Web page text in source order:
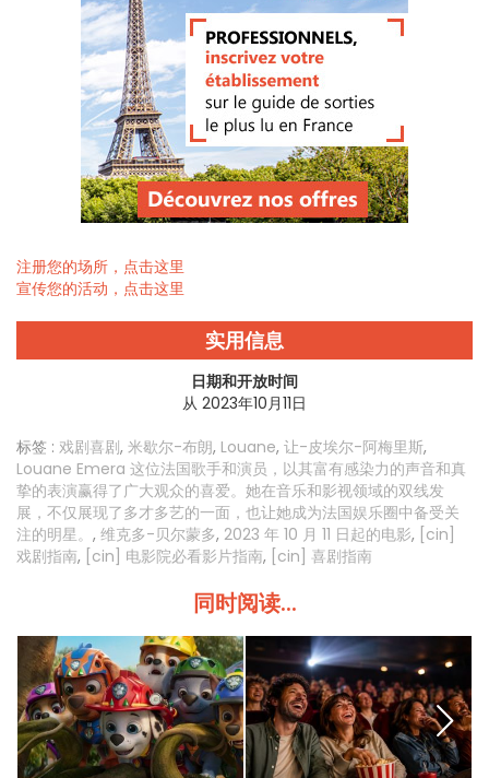
注册您的场所，点击这里
宣传您的活动，点击这里
实用信息
日期和开放时间
从 2023年10月11日
标签 : 戏剧喜剧, 米歇尔-布朗, Louane, 让-皮埃尔-阿梅里斯,
Louane Emera 这位法国歌手和演员，以其富有感染力的声音和真
挚的表演赢得了广大观众的喜爱。她在音乐和影视领域的双线发
展，不仅展现了多才多艺的一面，也让她成为法国娱乐圈中备受关
注的明星。 , 维克多-贝尔蒙多, 2023 年 10 月 11 日起的电影, [cin]
戏剧指南, [cin] 电影院必看影片指南, [cin] 喜剧指南
同时阅读...